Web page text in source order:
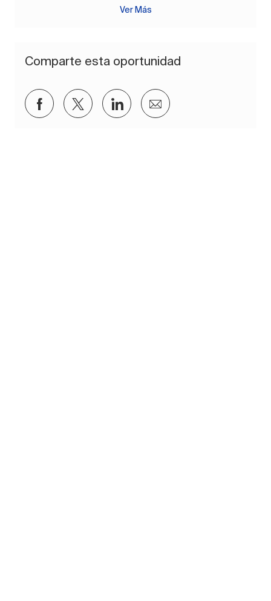
Ver Más
Comparte esta oportunidad
Compartir a través de Facebook
Compartir a través de twitter
Compartir a través de
Compartir por